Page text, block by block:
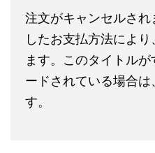
注文がキャンセルさ
したお支払方法によ
ます。このタイトル
ードされている場合
す。